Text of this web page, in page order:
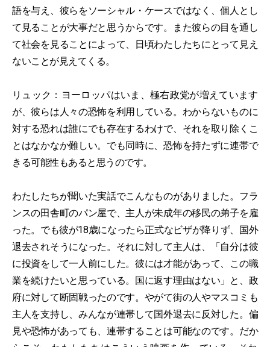
語を与え、彼らをソーシャル・ケースではなく、個人とし
て見ることが大事だと思うからです。また彼らの目を通し
て社会を見ることによって、日頃わたしたちにとって見え
ないことが見えてくる。
リュック：ヨーロッパはいま、極右政党が増えています
が、彼らは人々の恐怖を利用している。わからないものに
対する恐れは誰にでも存在するわけで、それを取り除くこ
とはなかなか難しい。でも同時に、恐怖を持たずに連帯で
きる可能性もあると思うのです。
わたしたちが聞いた実話でこんなものがありました。フラ
ンスの田舎町のパン屋で、主人が未成年の移民の弟子を雇
った。でも彼が18歳になったら正式なビザが降りず、国外
退去されそうになった。それに対して主人は、「自分は彼
に投資をして一人前にした。彼には才能があって、この職
業を続けたいと思っている。国に返す理由はない」と、政
府に対して断固戦ったのです。やがて街の人やマスコミも
主人を支持し、みんなが連帯して国外退去に反対した。偏
見や恐怖があっても、連帯することは可能なのです。だか